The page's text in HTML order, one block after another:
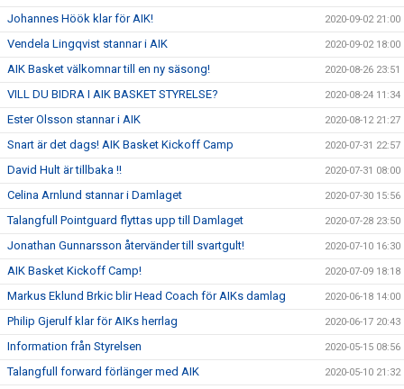
Johannes Höök klar för AIK! 2020-09-02 21:00
Vendela Lingqvist stannar i AIK 2020-09-02 18:00
AIK Basket välkomnar till en ny säsong! 2020-08-26 23:51
VILL DU BIDRA I AIK BASKET STYRELSE? 2020-08-24 11:34
Ester Olsson stannar i AIK 2020-08-12 21:27
Snart är det dags! AIK Basket Kickoff Camp 2020-07-31 22:57
David Hult är tillbaka !! 2020-07-31 08:00
Celina Arnlund stannar i Damlaget 2020-07-30 15:56
Talangfull Pointguard flyttas upp till Damlaget 2020-07-28 23:50
Jonathan Gunnarsson återvänder till svartgult! 2020-07-10 16:30
AIK Basket Kickoff Camp! 2020-07-09 18:18
Markus Eklund Brkic blir Head Coach för AIKs damlag 2020-06-18 14:00
Philip Gjerulf klar för AIKs herrlag 2020-06-17 20:43
Information från Styrelsen 2020-05-15 08:56
Talangfull forward förlänger med AIK 2020-05-10 21:32